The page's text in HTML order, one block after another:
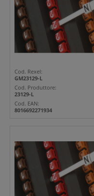
Cod. Rexel:
GM23129-L
Cod. Produttore:
23129-L
Cod. EAN:
8016692271934